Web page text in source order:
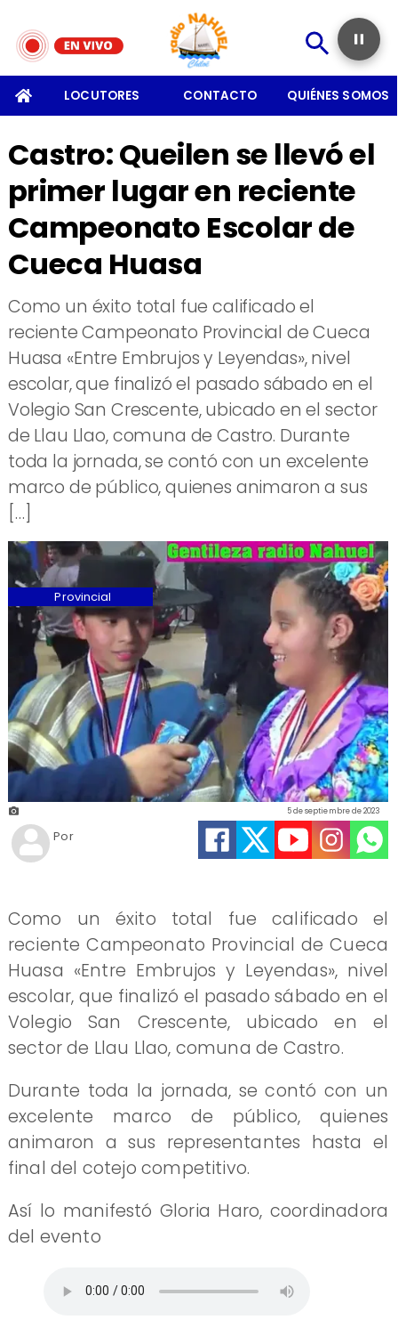
LOCUTORES CONTACTO QUIÉNES SOMOS
Castro: Queilen se llevó el
primer lugar en reciente
Campeonato Escolar de
Cueca Huasa
Como un éxito total fue calificado el
reciente Campeonato Provincial de Cueca
Huasa «Entre Embrujos y Leyendas», nivel
escolar, que finalizó el pasado sábado en el
Volegio San Crescente, ubicado en el sector
de Llau Llao, comuna de Castro. Durante
toda la jornada, se contó con un excelente
marco de público, quienes animaron a sus
[…]
5 de septiembre de 2023
Provincial
Por
Como un éxito total fue calificado el
reciente Campeonato Provincial de Cueca
Huasa «Entre Embrujos y Leyendas», nivel
escolar, que finalizó el pasado sábado en el
Volegio San Crescente, ubicado en el
sector de Llau Llao, comuna de Castro.
Durante toda la jornada, se contó con un
excelente marco de público, quienes
animaron a sus representantes hasta el
final del cotejo competitivo.
Así lo manifestó Gloria Haro, coordinadora
del evento